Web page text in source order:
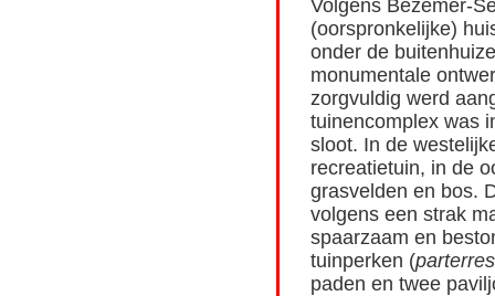
Volgens Bezemer-
(oorspronkelijke)
onder de
monumentale
zorgvuldig werd
tuinencomplex was
sloot. In de
recreatietuin, in de
grasvelden en bos.
volgens een strak
spaarzaam en
tuinperken (
paden en twee